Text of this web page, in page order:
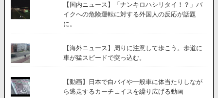
【国内ニュース】「ナンキロハシリタイ！？」バ
イクへの危険運転に対する外国人の反応が話題
に。
【海外ニュース】周りに注意して歩こう。歩道に
車が猛スピードで突っ込む。
【動画】日本で白バイや一般車に体当たりしなが
ら逃走するカーチェイスを繰り広げる動画